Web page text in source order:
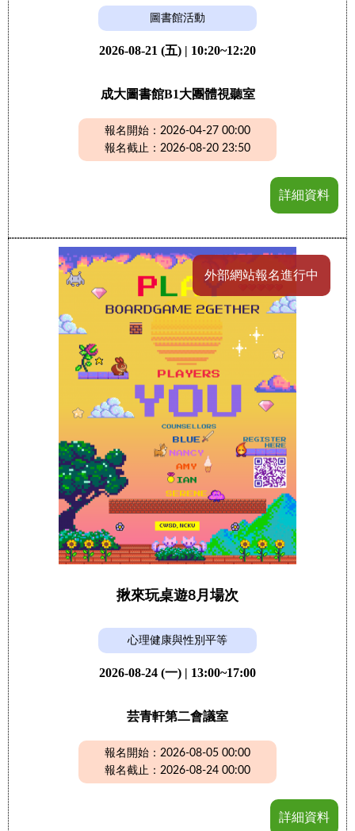
圖書館活動
2026-08-21 (五) | 10:20~12:20
成大圖書館B1大團體視聽室
報名開始：2026-04-27 00:00
報名截止：2026-08-20 23:50
詳細資料
外部網站報名進行中
揪來玩桌遊8月場次
心理健康與性別平等
2026-08-24 (一) | 13:00~17:00
芸青軒第二會議室
報名開始：2026-08-05 00:00
報名截止：2026-08-24 00:00
詳細資料